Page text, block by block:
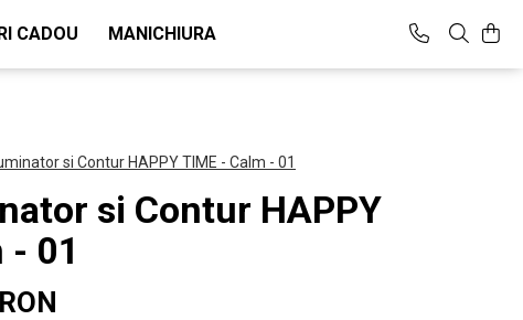
CADOU MANICHIURA
si Contur HAPPY TIME - Calm - 01
si Contur HAPPY
- 01